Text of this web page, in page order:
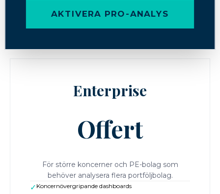
AKTIVERA PRO-ANALYS
Enterprise
Offert
För större koncerner och PE-bolag som
behöver analysera flera portföljbolag.
✓ Koncernövergripande dashboards